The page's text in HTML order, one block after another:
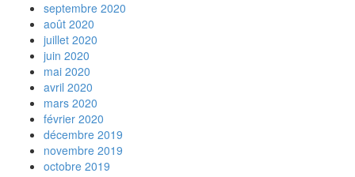
septembre 2020
août 2020
juillet 2020
juin 2020
mai 2020
avril 2020
mars 2020
février 2020
décembre 2019
novembre 2019
octobre 2019